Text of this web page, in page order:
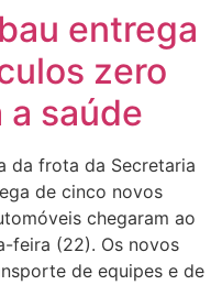
entrega
zero
saúde
da frota da Secretaria
de cinco novos
chegaram ao
feira (22). Os novos
de equipes e de